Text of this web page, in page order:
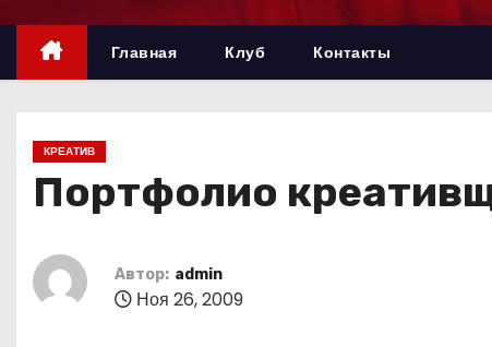
д
Главная Клуб Контакты
КРЕАТИВ
Портфолио
Автор: admin
Ноя 26, 2009